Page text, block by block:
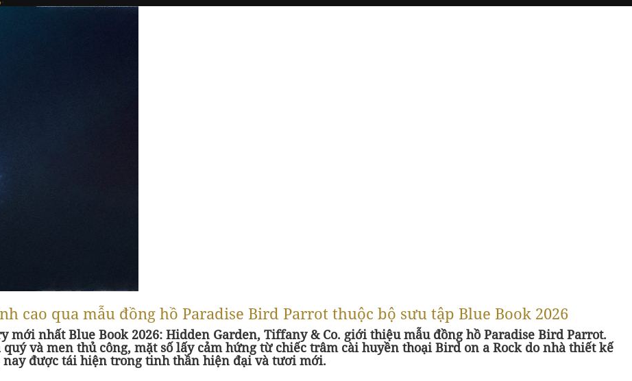
cao qua mẫu đồng hồ Paradise Bird Parrot thuộc bộ sưu tập Blue Book 2026
mới nhất Blue Book 2026: Hidden Garden, Tiffany & Co. giới thiệu mẫu đồng hồ Paradise Bird Parrot.
và men thủ công, mặt số lấy cảm hứng từ chiếc trâm cài huyền thoại Bird on a Rock do nhà thiết kế
nay được tái hiện trong tinh thần hiện đại và tươi mới.